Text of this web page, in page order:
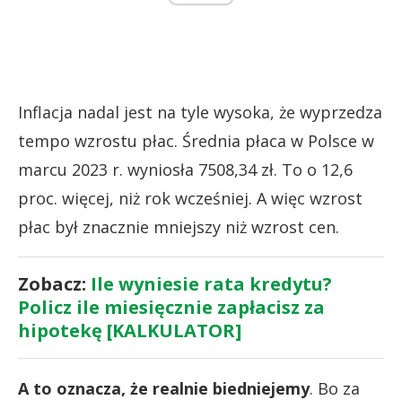
Inflacja nadal jest na tyle wysoka, że wyprzedza
tempo wzrostu płac. Średnia płaca w Polsce w
marcu 2023 r. wyniosła 7508,34 zł. To o 12,6
proc. więcej, niż rok wcześniej. A więc wzrost
płac był znacznie mniejszy niż wzrost cen.
Zobacz: Ile wyniesie rata kredytu?
Policz ile miesięcznie zapłacisz za
hipotekę [KALKULATOR]
A to oznacza, że realnie biedniejemy. Bo za